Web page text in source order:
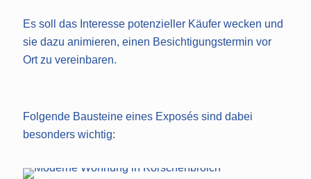
Es soll das Interesse potenzieller Käufer wecken und
sie dazu animieren, einen Besichtigungstermin vor
Ort zu vereinbaren.
Folgende Bausteine eines Exposés sind dabei
besonders wichtig: